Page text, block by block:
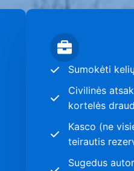
Sumokėti
Civilinės
kortelės
Kasco (ne
teirautis
Sugedus